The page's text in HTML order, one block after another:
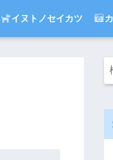
イヌトノセイカツ